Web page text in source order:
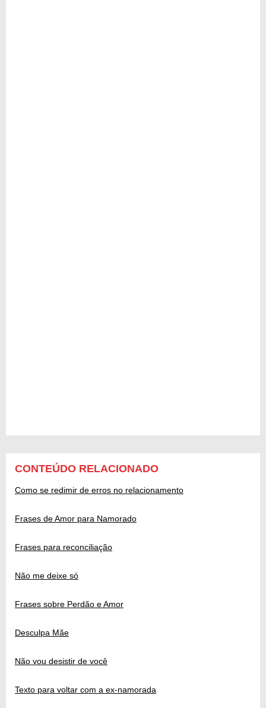
CONTEÚDO RELACIONADO
Como se redimir de erros no relacionamento
Frases de Amor para Namorado
Frases para reconciliação
Não me deixe só
Frases sobre Perdão e Amor
Desculpa Mãe
Não vou desistir de você
Texto para voltar com a ex-namorada